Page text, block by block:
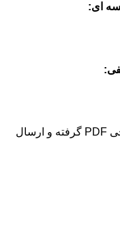
لطفا بعد از طراحی از برنامه ها خروجی PDF گرفته و ارسال